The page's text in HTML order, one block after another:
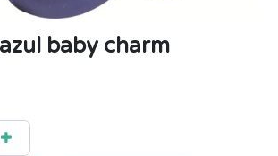
baby charm